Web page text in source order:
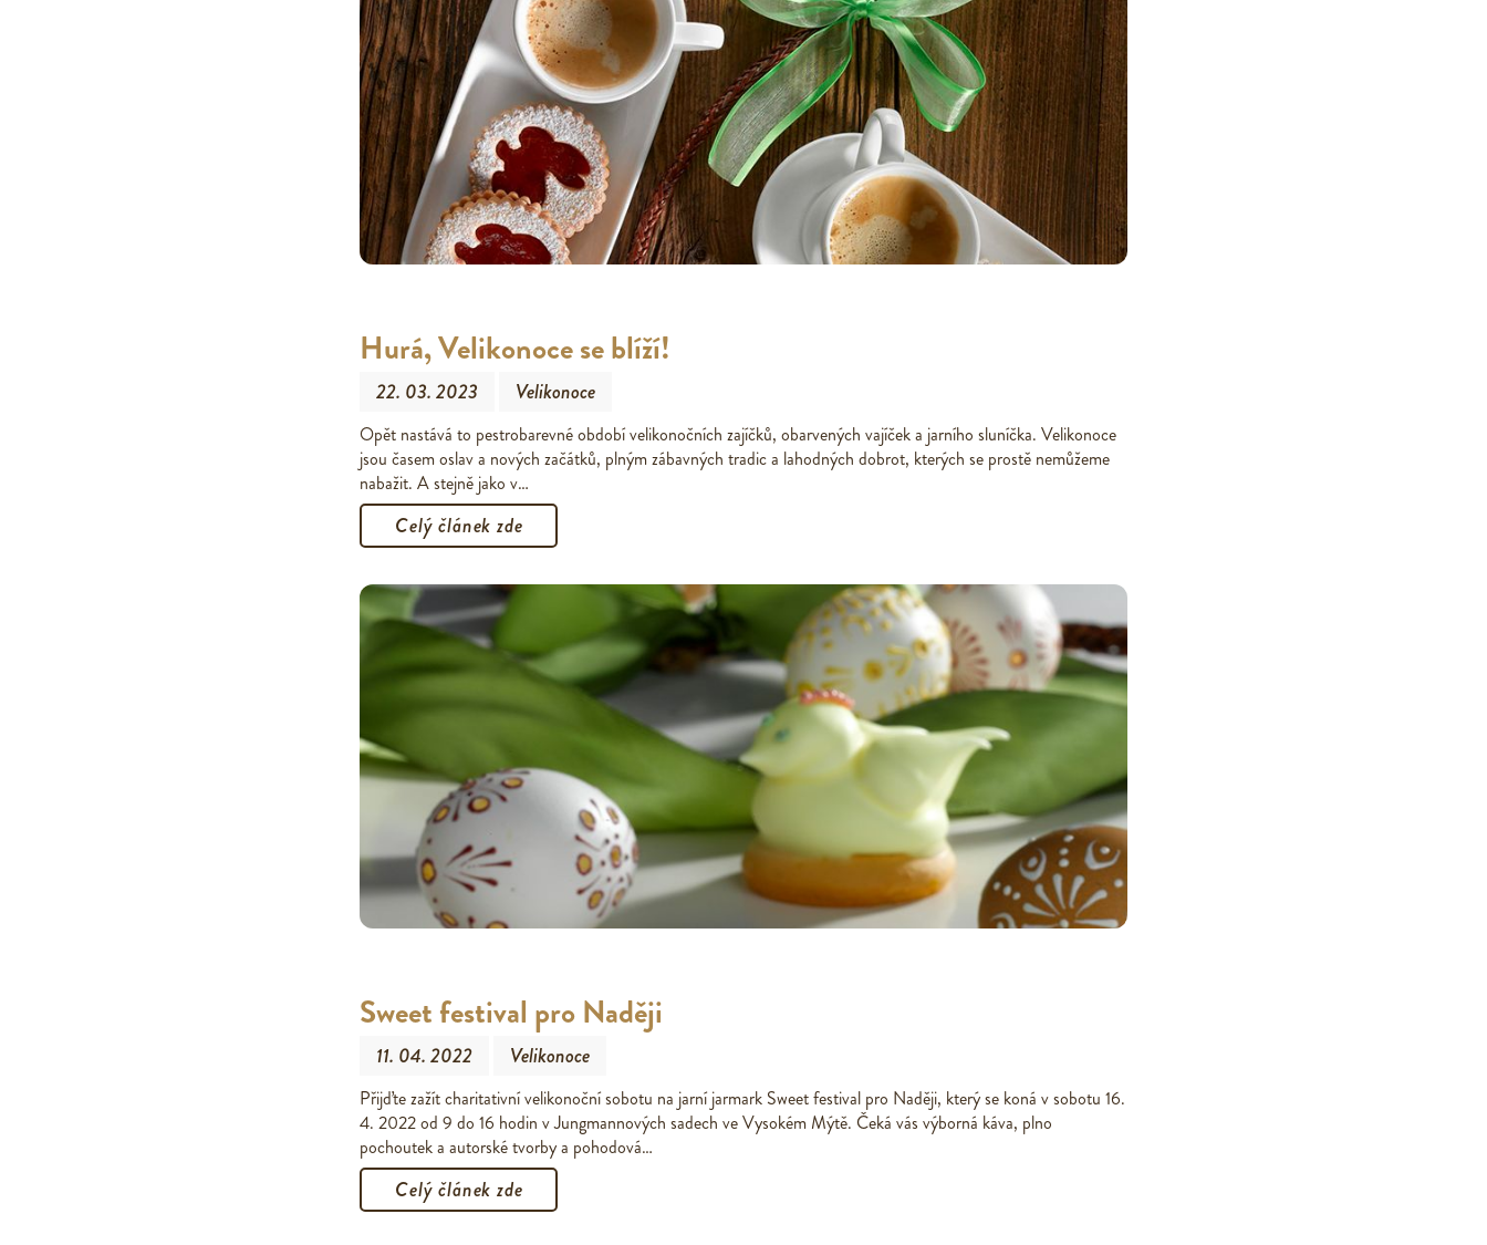
Hurá, Velikonoce se blíží!
22. 03. 2023 Velikonoce
Opět nastává to pestrobarevné období velikonočních zajíčků, obarvených vajíček a jarního sluníčka. Velikonoce
jsou časem oslav a nových začátků, plným zábavných tradic a lahodných dobrot, kterých se prostě nemůžeme
nabažit. A stejně jako v…
Celý článek zde
Sweet festival pro Naději
11. 04. 2022 Velikonoce
Přijďte zažít charitativní velikonoční sobotu na jarní jarmark Sweet festival pro Naději, který se koná v sobotu 16.
4. 2022 od 9 do 16 hodin v Jungmannových sadech ve Vysokém Mýtě. Čeká vás výborná káva, plno
pochoutek a autorské tvorby a pohodová…
Celý článek zde